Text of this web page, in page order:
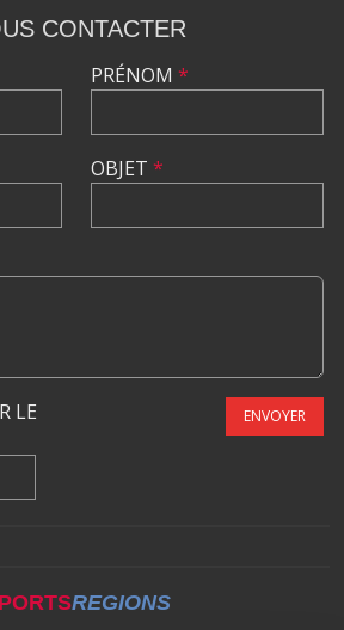
CONTACTER
PRÉNOM *
OBJET *
LE
ENVOYER
REGIONS